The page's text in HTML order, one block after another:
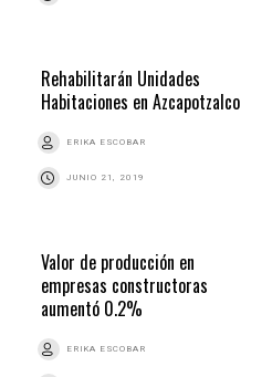
Rehabilitarán Unidades
Habitaciones en Azcapotzalco
ERIKA ESCOBAR
JUNIO 21, 2019
Valor de producción en
empresas constructoras
aumentó 0.2%
ERIKA ESCOBAR